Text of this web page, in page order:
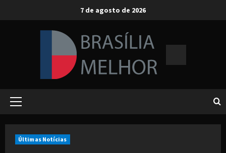
7 de agosto de 2026
Primary
Últimas Notícias